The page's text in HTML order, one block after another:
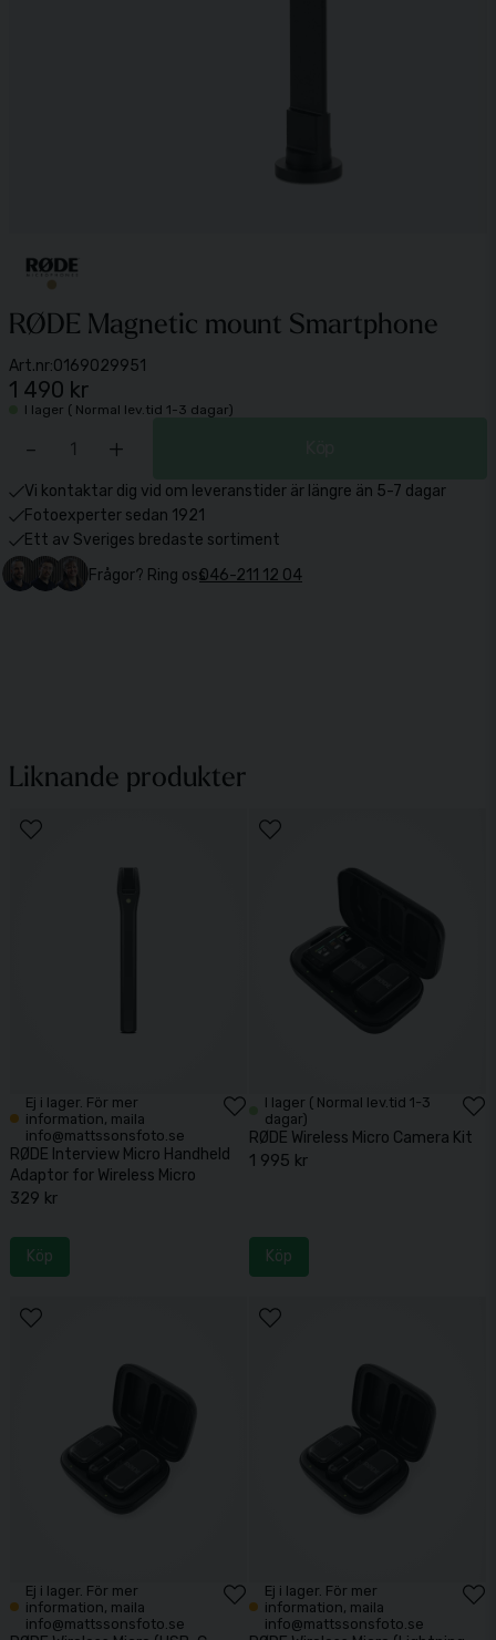
RØDE Magnetic mount Smartphone
Art.nr:0169029951
1 490 kr
I lager ( Normal lev.tid 1-3 dagar)
- +
Vi kontaktar dig vid om leveranstider är längre än 5-7 dagar
Fotoexperter sedan 1921
Ett av Sveriges bredaste sortiment
Frågor? Ring oss046-211 12 04
Liknande produkter
Ej i lager. För mer
information, maila
info@mattssonsfoto.se
RØDE Interview Micro Handheld
Adaptor for Wireless Micro
329 kr
Köp
I lager ( Normal lev.tid 1-3
dagar)
RØDE Wireless Micro Camera Kit
1 995 kr
Köp
Ej i lager. För mer
information, maila
info@mattssonsfoto.se
Ej i lager. För mer
information, maila
info@mattssonsfoto.se